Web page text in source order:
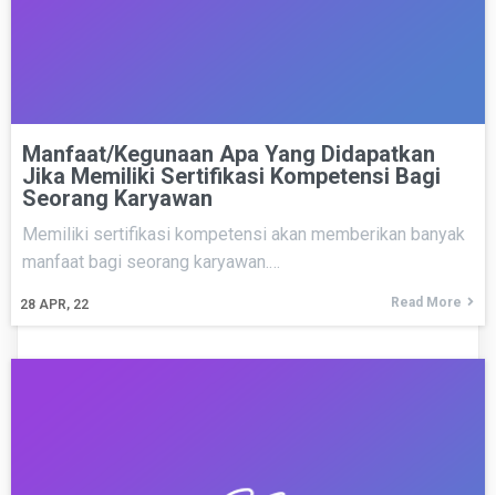
Manfaat/Kegunaan Apa Yang Didapatkan
Jika Memiliki Sertifikasi Kompetensi Bagi
Seorang Karyawan
28 APR, 22
Memiliki sertifikasi kompetensi akan memberikan banyak
manfaat bagi seorang karyawan.…
Read More